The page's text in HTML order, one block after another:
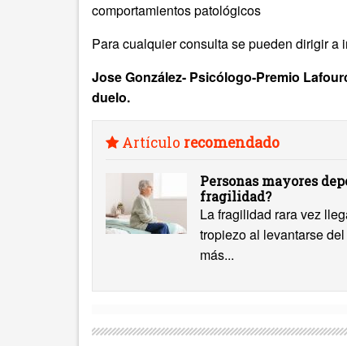
comportamientos patológicos
Para cualquier consulta se pueden dirigir a
Jose González- Psicólogo-Premio
duelo.
Artículo recomendado
Personas mayores
fragilidad?
La fragilidad rara vez
tropiezo al levantarse
más...